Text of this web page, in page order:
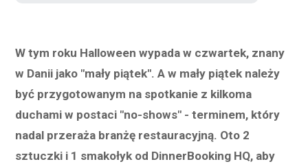
W tym roku Halloween wypada w czwartek, znany
w Danii jako "mały piątek". A w mały piątek należy
być przygotowanym na spotkanie z kilkoma
duchami w postaci "no-shows" - terminem, który
nadal przeraża branżę restauracyjną. Oto 2
sztuczki i 1 smakołyk od DinnerBooking HQ, aby